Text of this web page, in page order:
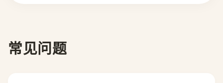
常见问题